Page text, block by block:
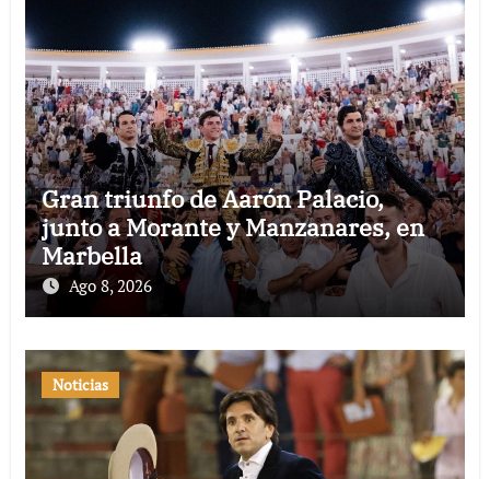
Gran triunfo de Aarón Palacio,
junto a Morante y Manzanares, en
Marbella
Ago 8, 2026
Noticias